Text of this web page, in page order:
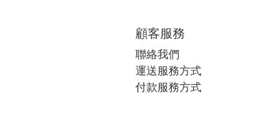
顧客服務
聯絡我們
運送服務方式
付款服務方式